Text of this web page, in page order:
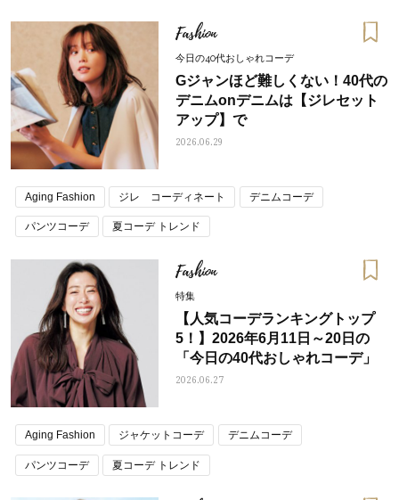
Fashion
今日の40代おしゃれコーデ
Gジャンほど難しくない！40代の
デニムonデニムは【ジレセット
アップ】で
2026.06.29
Aging Fashion ジレ コーディネート デニムコーデ
パンツコーデ 夏コーデ トレンド
Fashion
特集
【人気コーデランキングトップ
5！】2026年6月11日～20日の
「今日の40代おしゃれコーデ」
2026.06.27
Aging Fashion ジャケットコーデ デニムコーデ
パンツコーデ 夏コーデ トレンド